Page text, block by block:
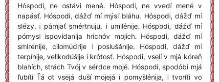
Hóspodi, ne ostávi mené. Hóspodi, ne vvedí mené v
napásť. Hóspodi, dážď mí mýsľ bláhu. Hóspodi, dážď mí
slézy, i pámjať smértnuju, i umilénije. Hóspodi, dážď mí
pómysl ispovídanija hrichóv mojích. Hóspodi, dážď mí
smirénije, cilomúdrije i poslušánije. Hóspodi, dážď mí
terpínije, velikodúšije i krótosť. Hóspodi, vselí v mjá kóreň
blahích, strách Tvój v sérdce mojé. Hóspodi, spodóbi mjá
ľubíti Ťá ot vsejá duší mojejá i pomyšlénija, i tvoríti vo